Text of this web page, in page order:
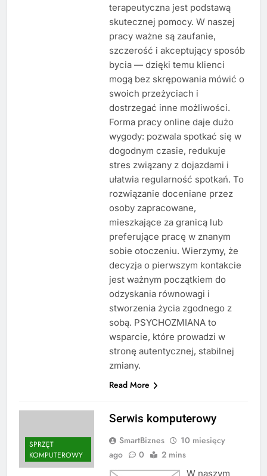
terapeutyczna jest podstawą
skutecznej pomocy. W naszej
pracy ważne są zaufanie,
szczerość i akceptujący sposób
bycia — dzięki temu klienci
mogą bez skrępowania mówić o
swoich przeżyciach i
dostrzegać inne możliwości.
Forma pracy online daje dużo
wygody: pozwala spotkać się w
dogodnym czasie, redukuje
stres związany z dojazdami i
ułatwia regularność spotkań. To
rozwiązanie doceniane przez
osoby zapracowane,
mieszkające za granicą lub
preferujące pracę w znanym
sobie otoczeniu. Wierzymy, że
decyzja o pierwszym kontakcie
jest ważnym początkiem do
odzyskania równowagi i
stworzenia życia zgodnego z
sobą. PSYCHOZMIANA to
wsparcie, które prowadzi w
stronę autentycznej, stabilnej
zmiany.
Read More
SPRZĘT
KOMPUTEROWY
Serwis komputerowy
SmartBiznes
10 miesięcy
ago
0 2 mins
W naszym